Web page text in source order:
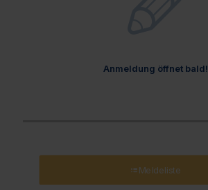
Anmeldung öffnet bald!
Meldeliste